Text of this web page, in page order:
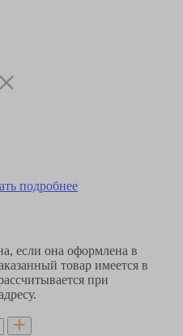
подробнее
если она оформлена в
товар имеется в
при